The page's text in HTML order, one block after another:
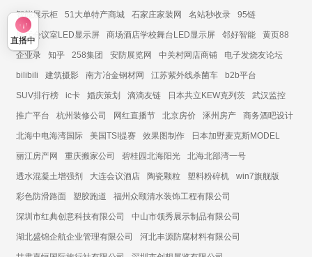
智能展示柜 51大单特产商城 石家庄家装网 名站秒收录 95链
展厅会议室LED显示屏 商场酒店学校舞台LED显示屏 邻好智能 黄页88
企业录 知乎 258集团 安防展览网 中关村网店商铺 电子发烧友论坛
bilibili 建筑摄影 南方冶金钢材网 江苏紫外线杀菌车 b2b平台
SUV排行榜 ic卡 婚庆策划 滴滴友链 日本共立KEW克列茨 武汉监控
推广平台 杭州装修公司 网红直播节 北京房价 涿州房产 商务酒吧设计
北海中电海湾国际 美国TSI提赛 效果图制作 日本加野麦克斯MODEL
丽江房产网 重庆搬家公司 碧桂园北海阳光 北海北部湾一号
透水混凝土增强剂 大连会议酒店 陶瓷颗粒 塑料粉碎机 win7旗舰版
彩色防滑路面 塑胶跑道 福州众颐清水装饰工程有限公司
深圳市红典创意科技有限公司 中山市领秀展示制品有限公司
湖北盛锦企航企业管理有限公司 河北丰源防腐材料有限公司
直播中